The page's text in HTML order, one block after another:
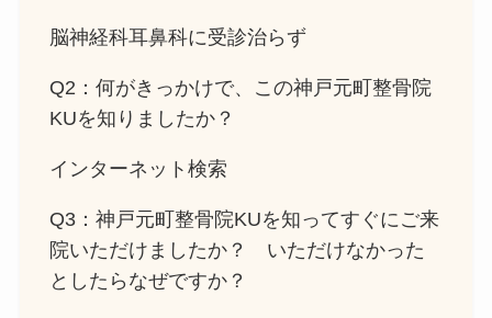
脳神経科耳鼻科に受診治らず
Q2：何がきっかけで、この神戸元町整骨院
KUを知りましたか？
インターネット検索
Q3：神戸元町整骨院KUを知ってすぐにご来
院いただけましたか？ いただけなかった
としたらなぜですか？